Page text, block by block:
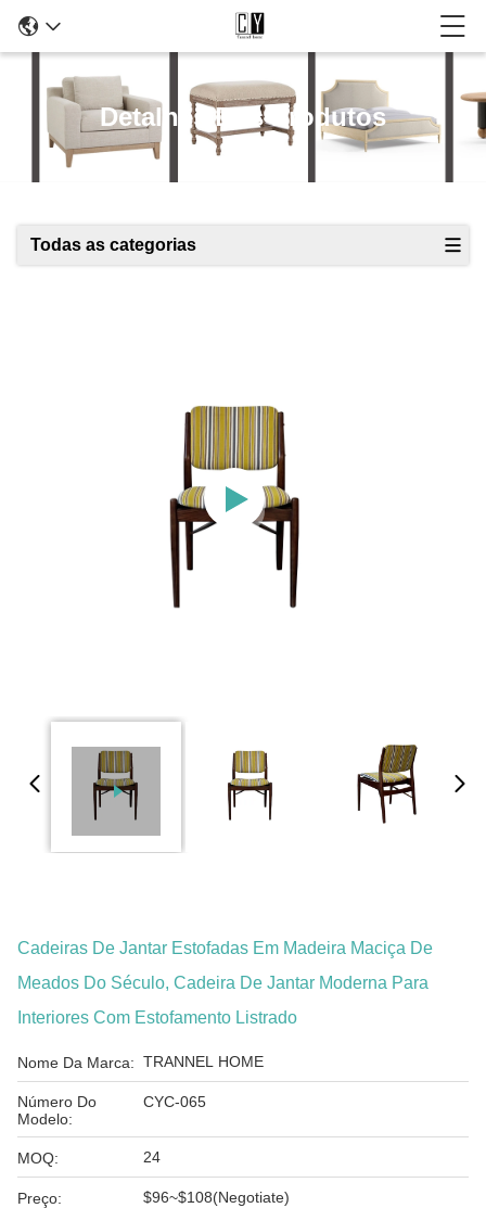
Detalhes Dos Produtos
Todas as categorias
Cadeiras De Jantar Estofadas Em Madeira Maciça De
Meados Do Século, Cadeira De Jantar Moderna Para
Interiores Com Estofamento Listrado
Nome Da Marca: TRANNEL HOME
Número Do
Modelo:
CYC-065
MOQ: 24
Preço: $96~$108(Negotiate)